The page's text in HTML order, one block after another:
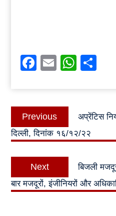
Facebook
Email
Post
navigation
Previous
Previous
post:
अप्रेंटिस
दिल्ली, दिनांक १६/१२/२२
Next
Next
post:
बिजली
बार मजदूरों, इंजीनियरों और